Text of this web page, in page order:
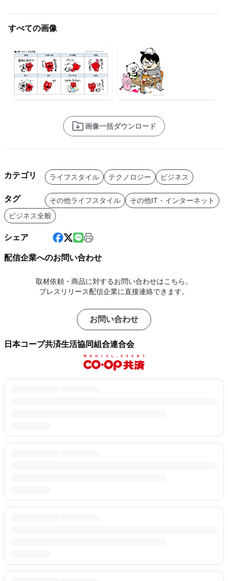
すべての画像
画像一括ダウンロード
カテゴリ ライフスタイル テクノロジー ビジネス
タグ その他ライフスタイル
その他IT・インターネット
ビジネス全般
シェア
配信企業へのお問い合わせ
取材依頼・商品に対するお問い合わせはこちら。
プレスリリース配信企業に直接連絡できます。
お問い合わせ
日本コープ共済生活協同組合連合会